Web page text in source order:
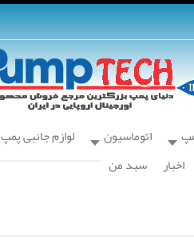
اتوماسیون
لوازم جانبی پمپ
اخبار سبد من